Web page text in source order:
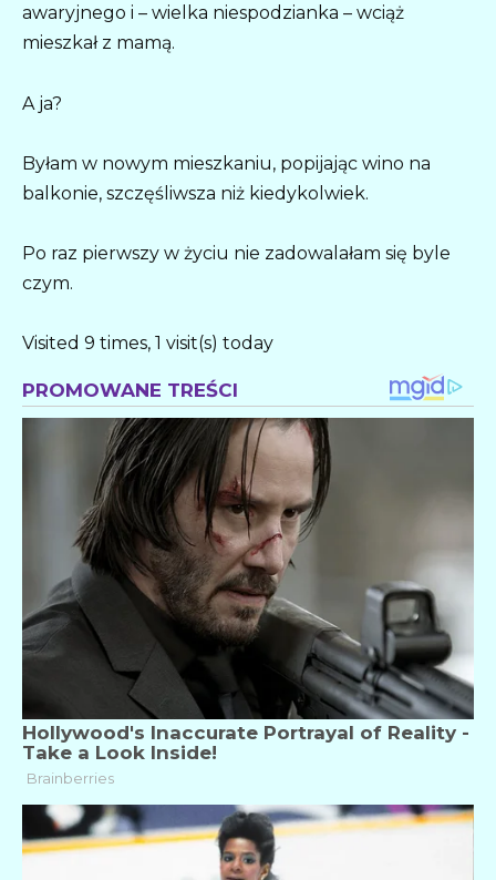
awaryjnego i – wielka niespodzianka – wciąż
mieszkał z mamą.
A ja?
Byłam w nowym mieszkaniu, popijając wino na
balkonie, szczęśliwsza niż kiedykolwiek.
Po raz pierwszy w życiu nie zadowalałam się byle
czym.
Visited 9 times, 1 visit(s) today